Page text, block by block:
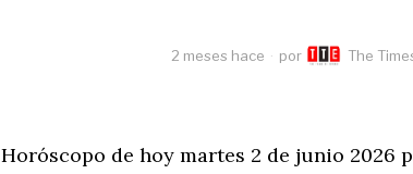
2 meses hace por The
Horóscopo de hoy martes 2 de junio 2026